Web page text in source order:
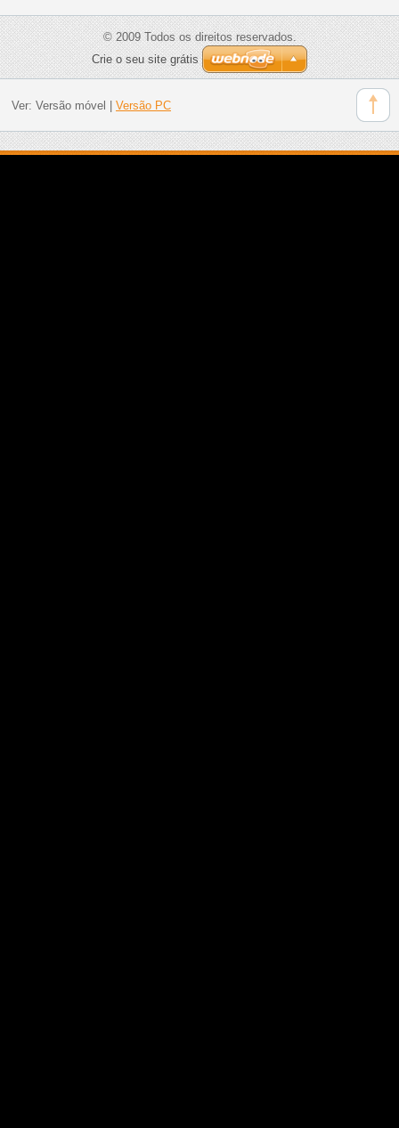
© 2009 Todos os direitos reservados.
Crie o seu site grátis
Ver: Versão móvel Versão PC